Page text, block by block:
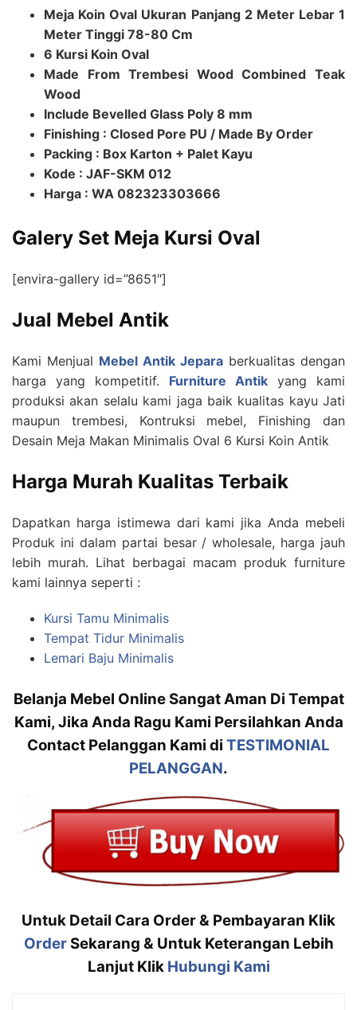
Meja Koin Oval Ukuran Panjang 2 Meter Lebar 1
Meter Tinggi 78-80 Cm
6 Kursi Koin Oval
Made From Trembesi Wood Combined Teak
Wood
Include Bevelled Glass Poly 8 mm
Finishing : Closed Pore PU / Made By Order
Packing : Box Karton + Palet Kayu
Kode : JAF-SKM 012
Harga : WA 082323303666
Galery Set Meja Kursi Oval
[envira-gallery id=”8651″]
Jual Mebel Antik
Kami Menjual Mebel Antik Jepara berkualitas dengan
harga yang kompetitif. Furniture Antik yang kami
produksi akan selalu kami jaga baik kualitas kayu Jati
maupun trembesi, Kontruksi mebel, Finishing dan
Desain Meja Makan Minimalis Oval 6 Kursi Koin Antik
Harga Murah Kualitas Terbaik
Dapatkan harga istimewa dari kami jika Anda mebeli
Produk ini dalam partai besar / wholesale, harga jauh
lebih murah. Lihat berbagai macam produk furniture
kami lainnya seperti :
Kursi Tamu Minimalis
Tempat Tidur Minimalis
Lemari Baju Minimalis
Belanja Mebel Online Sangat Aman Di Tempat
Kami, Jika Anda Ragu Kami Persilahkan Anda
Contact Pelanggan Kami di TESTIMONIAL
PELANGGAN.
Untuk Detail Cara Order & Pembayaran Klik
OrderSekarang & Untuk Keterangan Lebih
Lanjut Klik Hubungi Kami